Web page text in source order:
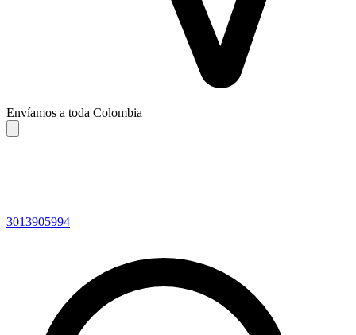
Envíamos a toda Colombia
3013905994